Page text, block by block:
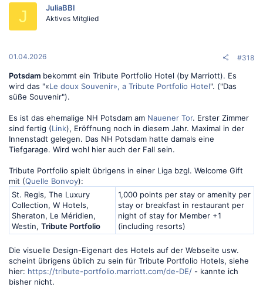
Wenn Marriott von sich aus wegen schlechtem Frühstück oder
miesem Lounge-Angebot den Vertrag kündigen würde, könnten sie
:
J JuliaBBI
Aktives Mitglied
01.04.2026 #318
Potsdam bekommt ein Tribute Portfolio Hotel (by Marriott). Es
wird das "«Le doux Souvenir», a Tribute Portfolio Hotel". ("Das
süße Souvenir").
Es ist das ehemalige NH Potsdam am Nauener Tor. Erster Zimmer
sind fertig (Link), Eröffnung noch in diesem Jahr. Maximal in der
Innenstadt gelegen. Das NH Potsdam hatte damals eine
Tiefgarage. Wird wohl hier auch der Fall sein.
Tribute Portfolio spielt übrigens in einer Liga bzgl. Welcome Gift
mit (Quelle Bonvoy):
St. Regis, The Luxury
Collection, W Hotels,
Sheraton, Le Méridien,
Westin, Tribute Portfolio
1,000 points per stay or amenity per
stay or breakfast in restaurant per
night of stay for Member +1
(including resorts)
Die visuelle Design-Eigenart des Hotels auf der Webseite usw.
scheint übrigens üblich zu sein für Tribute Portfolio Hotels, siehe
hier: https://tribute-portfolio.marriott.com/de-DE/ - kannte ich
bisher nicht.